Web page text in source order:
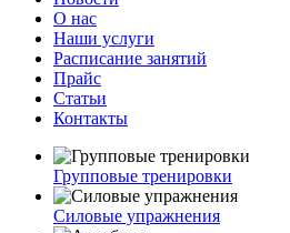
О нас
Наши услуги
Расписание занятий
Прайс
Статьи
Контакты
Групповые тренировки
Силовые упражнения